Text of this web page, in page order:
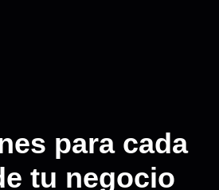
para cada
tu negocio